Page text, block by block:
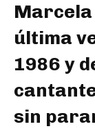
última
1986 y
sin